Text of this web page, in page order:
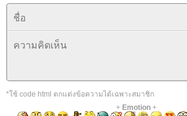
*ใช้ code html ตกแต่งข้อความได้เฉพาะสมาชิก
+ Emotion+